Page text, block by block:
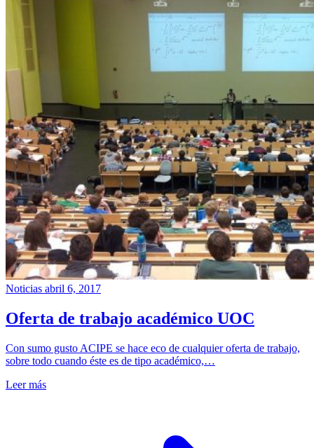
Noticias abril 6, 2017
Oferta de trabajo académico UOC
Con sumo gusto ACIPE se hace eco de cualquier oferta de trabajo,
sobre todo cuando éste es de tipo académico,…
Leer más